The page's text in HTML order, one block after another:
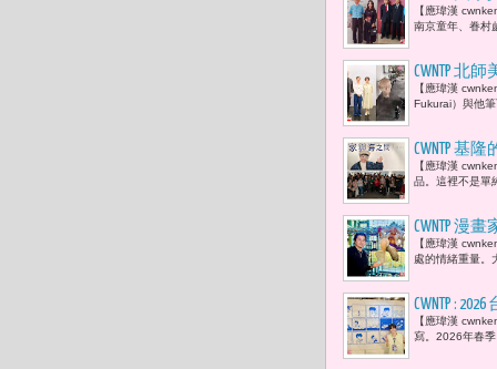
「和平幸
【應瑋漢
南京童年、眷村
CWNTP 北
「看見，
【應瑋漢
Fukurai）與他
CWNTP 基
感》
【應瑋漢
品。這裡不是單
CWNTP 漫
科教館集
【應瑋漢
處的情緒重量。
CWNTP :
人們心中
【應瑋漢
寫。2026年春